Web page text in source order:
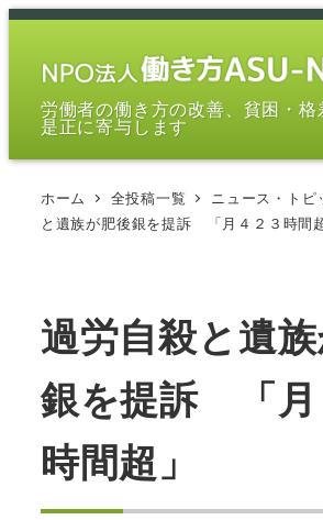
メ
労働者の働き方の改善、貧困・格
是正に寄与します
ホーム 全投稿一覧 ニュース・トピ
と遺族が肥後銀を提訴 「月４２３時間
過労自殺と遺
銀を提訴 「月
時間超」